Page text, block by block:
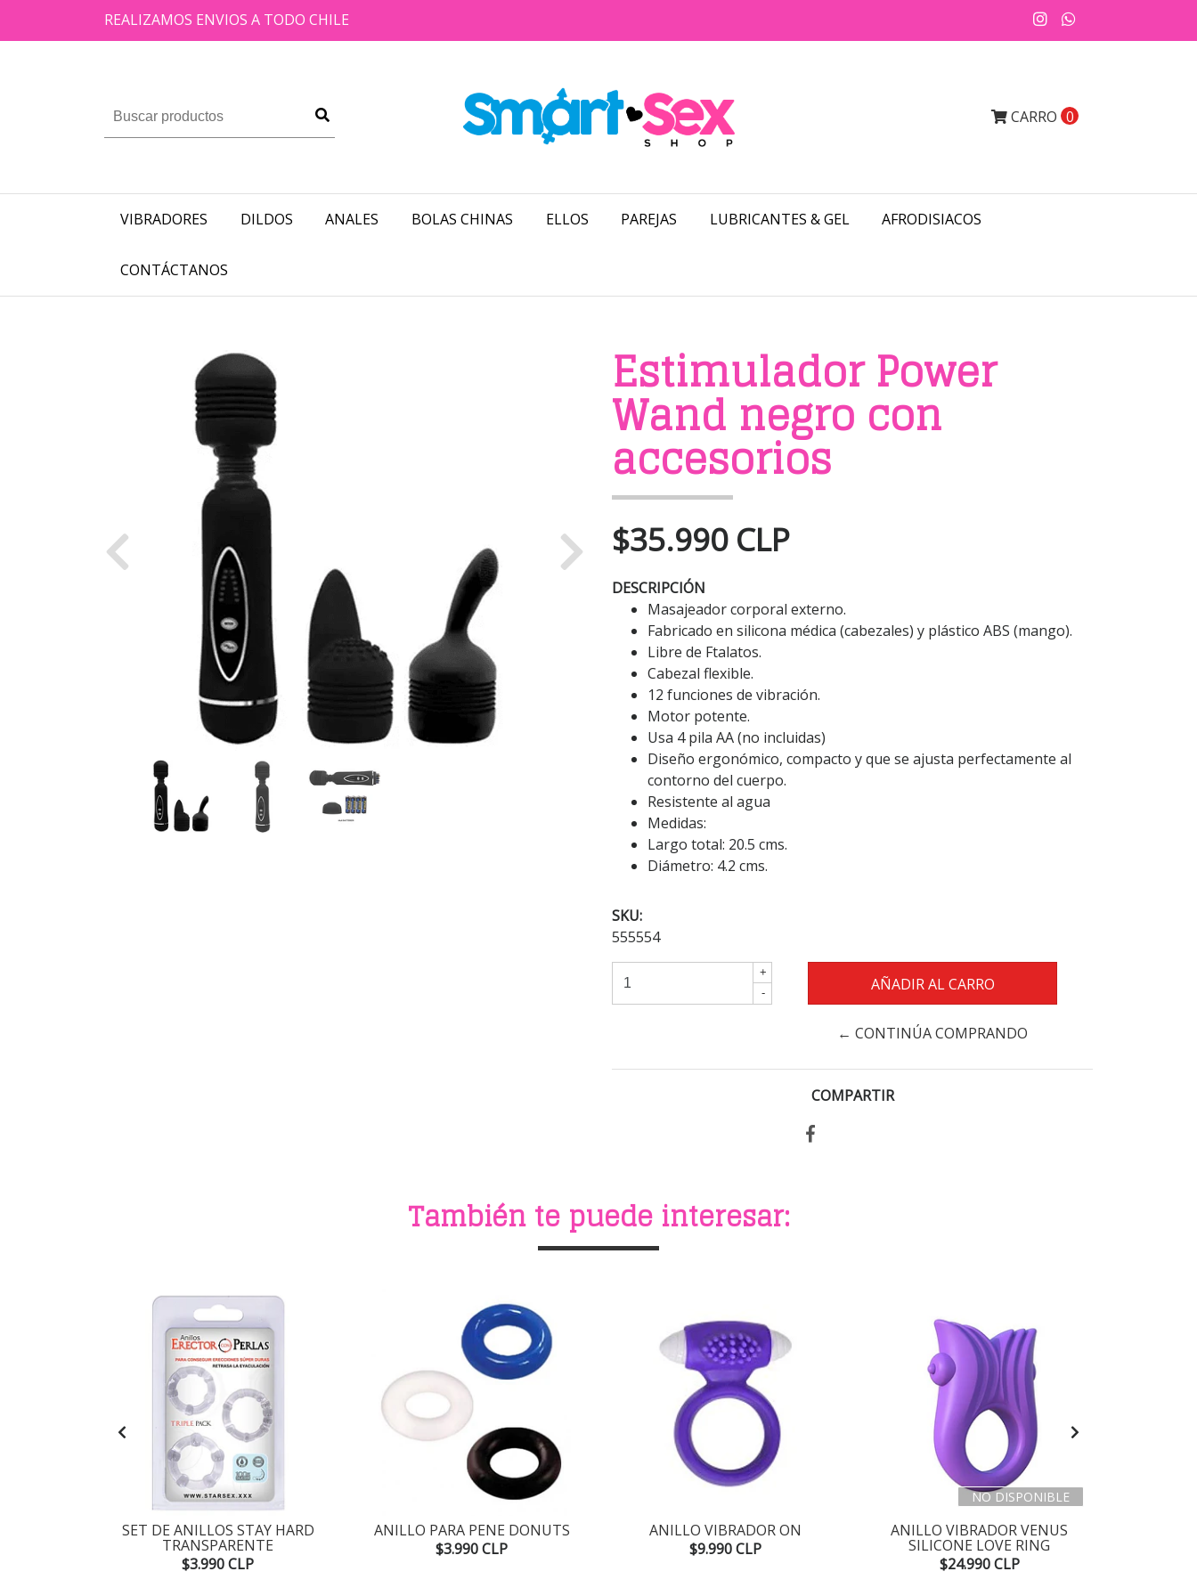
REALIZAMOS ENVIOS A TODO CHILE
CARRO 0
VIBRADORES DILDOS ANALES BOLAS CHINAS ELLOS PAREJAS LUBRICANTES & GEL AFRODISIACOS
CONTÁCTANOS
Previous Next
Estimulador Power
Wand negro con
accesorios
$35.990 CLP
DESCRIPCIÓN
Masajeador corporal externo.
Fabricado en silicona médica (cabezales) y plástico ABS (mango).
Libre de Ftalatos.
Cabezal flexible.
12 funciones de vibración.
Motor potente.
Usa 4 pila AA (no incluidas)
Diseño ergonómico, compacto y que se ajusta perfectamente al
contorno del cuerpo.
Resistente al agua
Medidas:
Largo total: 20.5 cms.
Diámetro: 4.2 cms.
SKU:
555554
+
-
← CONTINÚA COMPRANDO
COMPARTIR
También te puede interesar:
SET DE ANILLOS STAY HARD
TRANSPARENTE
$3.990 CLP
ANILLO PARA PENE DONUTS
$3.990 CLP
ANILLO VIBRADOR ON
$9.990 CLP
NO DISPONIBLE
ANILLO VIBRADOR VENUS
SILICONE LOVE RING
$24.990 CLP